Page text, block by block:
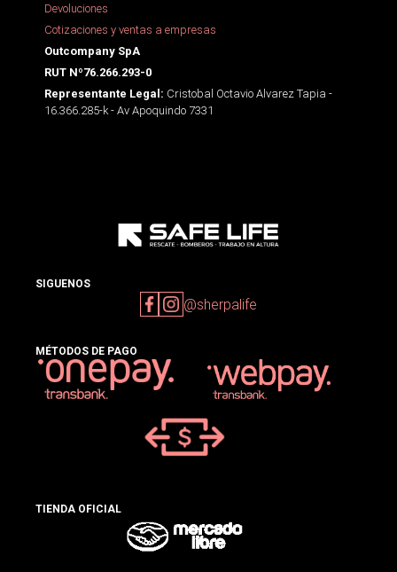
Devoluciones
Cotizaciones y ventas a empresas
Outcompany SpA
RUT Nº76.266.293-0
Representante Legal: Cristobal Octavio Alvarez Tapia -
16.366.285-k - Av Apoquindo 7331
SIGUENOS
@sherpalife
MÉTODOS DE PAGO
TIENDA OFICIAL